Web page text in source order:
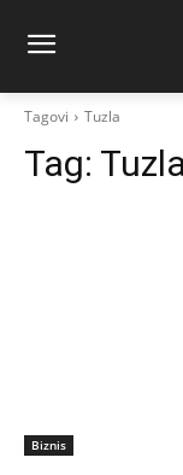
Tagovi Tuzla
Tag: Tuzla
Biznis